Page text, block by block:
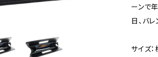
ーンで
日、バ
サイズ